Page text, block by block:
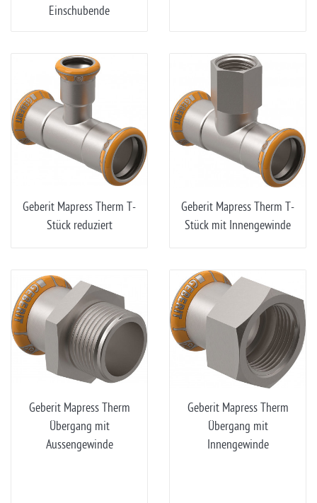
Einschubende
Geberit Mapress Therm T-
Stück reduziert
Geberit Mapress Therm T-
Stück mit Innengewinde
Geberit Mapress Therm
Übergang mit
Aussengewinde
Geberit Mapress Therm
Übergang mit
Innengewinde